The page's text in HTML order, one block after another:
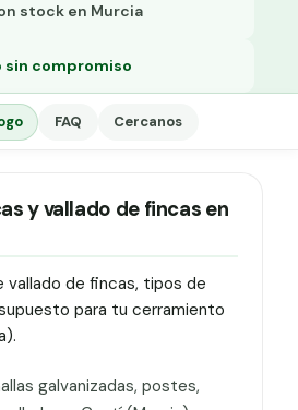
stock en Murcia
sin compromiso
FAQ Cercanos
y vallado de fincas en
vallado de fincas, tipos de
para tu cerramiento
galvanizadas, postes,